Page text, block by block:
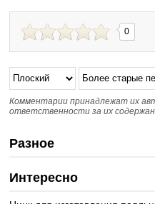
0
Комментарии принадлежат их
ответственности за их
Разное
Интересно